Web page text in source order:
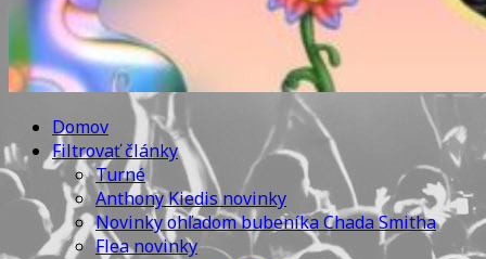
Domov
Filtrovať články
Turné
Anthony Kiedis novinky
Novinky ohľadom bubeníka Chada Smitha
Flea novinky